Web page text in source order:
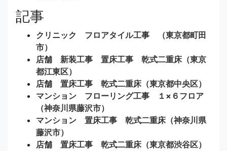
記事
クリニック フロアタイル工事 （東京都町田
市）
店舗 新装工事 置床工事 乾式二重床（東京
都江東区）
店舗 置床工事 乾式二重床（東京都中央区）
マンション フローリング工事 １×６フロア
（神奈川県藤沢市）
マンション 置床工事 乾式二重床（神奈川県
藤沢市）
店舗 置床工事 乾式二重床（東京都渋谷区）